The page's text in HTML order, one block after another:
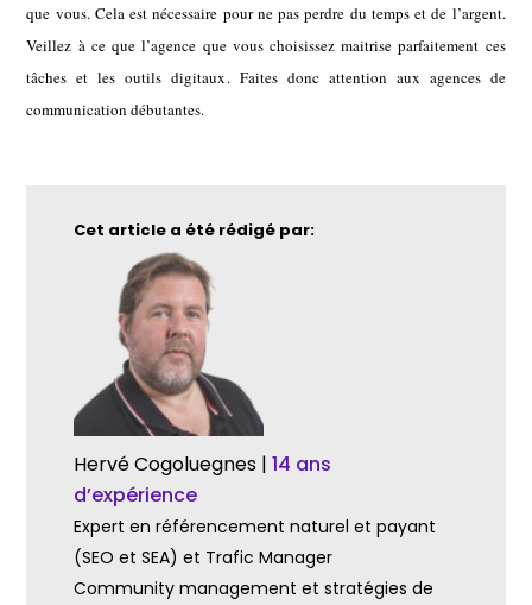
que vous. Cela est nécessaire pour ne pas perdre du temps et de l’argent.
Veillez à ce que l’agence que vous choisissez maitrise parfaitement ces
tâches et lesoutils digitaux. Faites donc attention aux agences de
communication débutantes.
Cet article a été rédigé par:
Hervé Cogoluegnes |14 ans
d’expérience
Expert en référencement naturel et payant
(SEO et SEA) et Trafic Manager
Community management et stratégies de